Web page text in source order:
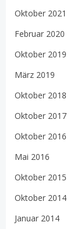
Oktober 2021
Februar 2020
Oktober 2019
März 2019
Oktober 2018
Oktober 2017
Oktober 2016
Mai 2016
Oktober 2015
Oktober 2014
Januar 2014